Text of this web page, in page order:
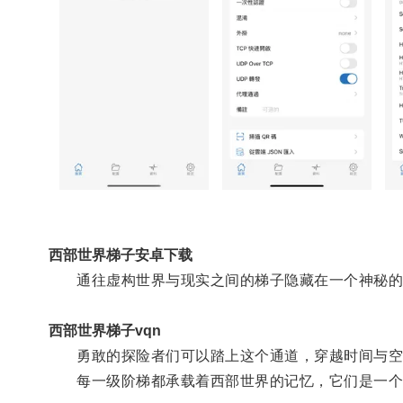
西部世界梯子安卓下载
通往虚构世界与现实之间的梯子隐藏在一个神秘
西部世界梯子vqn
勇敢的探险者们可以踏上这个通道，穿越时间与空
每一级阶梯都承载着西部世界的记忆，它们是一个